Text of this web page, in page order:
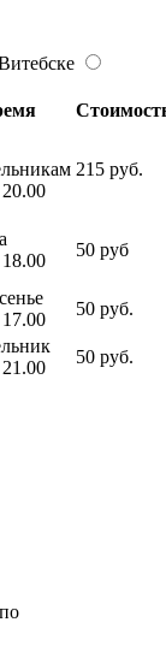
215 руб.
50 руб
50 руб.
50 руб.